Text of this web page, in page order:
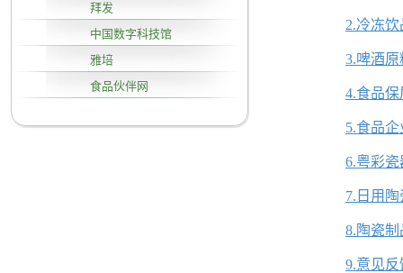
拜发
中国数字科技馆
雅培
食品伙伴网
2.冷冻
3.啤酒
4.食品
5.食品
6.粤彩
7.日用
8.陶瓷
9.意见反